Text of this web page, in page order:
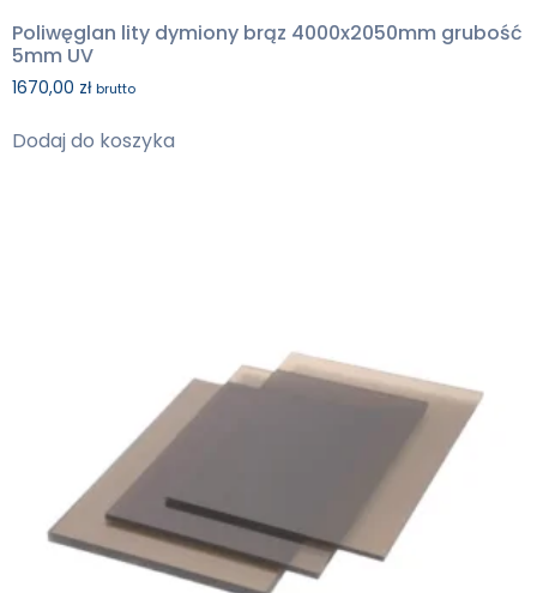
Poliwęglan lity dymiony brąz 4000x2050mm grubość
5mm UV
1670,00 zł brutto
Dodaj do koszyka